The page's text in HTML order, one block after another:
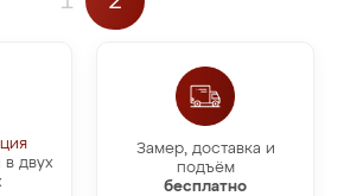
двух
Замер, доставка и
подъём
бесплатно